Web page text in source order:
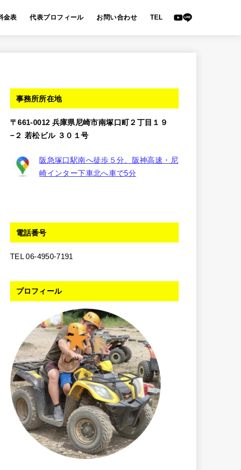
金表 代表プロフィール お問い合わせ TEL
事務所所在地
〒661-0012 兵庫県尼崎市南塚口町２丁目１９
−２ 若松ビル ３０１号
阪急塚口駅南へ徒歩５分、阪神高速・尼
崎インター下車北へ車で5分
電話番号
TEL 06-4950-7191
プロフィール